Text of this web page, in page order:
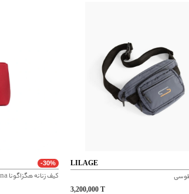
-30%
کیف زنانه هگزاگونا Hexagona مدل 535979
LILAGE
3,200,000 T